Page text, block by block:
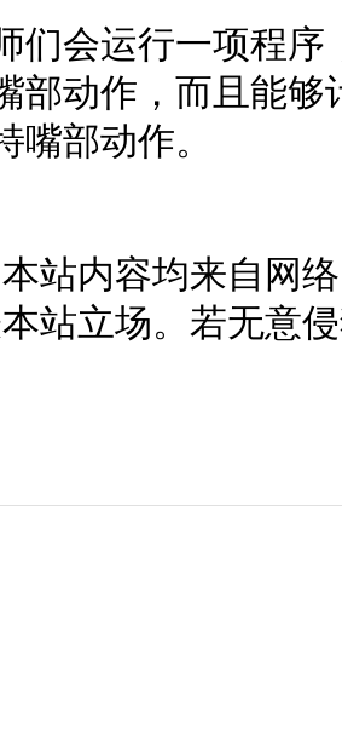
们会运行一项程
部动作，而且能
嘴部动作。
本站内容均来自网
站立场。若无意